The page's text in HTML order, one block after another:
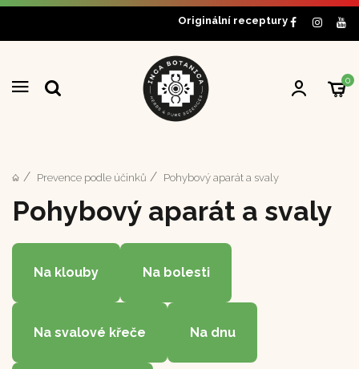
Originální receptury
0
Prevence podle účinků Pohybový aparát a svaly
Pohybový aparát a svaly
Na klouby Na bolesti
Na svalové křeče Na dnu